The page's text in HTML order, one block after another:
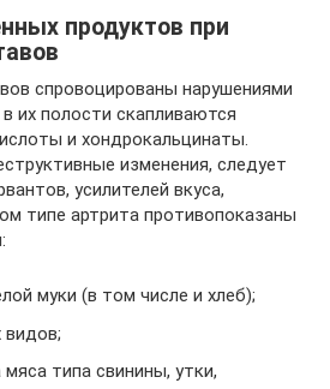
продуктов при
спровоцированы нарушениями
их полости скапливаются
и хондрокальцинаты.
изменения, следует
усилителей вкуса,
типе артрита противопоказаны
муки (в том числе и хлеб);
видов;
типа свинины, утки,